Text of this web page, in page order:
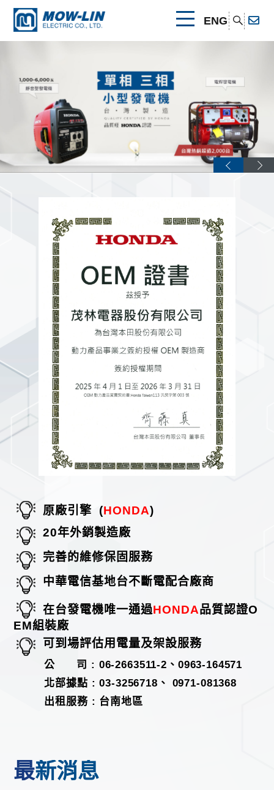
人氣推薦茂林電器-汽油發電機、抽水幫浦、小型發電機
公司簡介
產品優勢
其他連結
產品介紹
本田引擎系列
可攜式發電機
清水幫浦
汙水幫浦
塑膠幫浦
高壓/消防幫浦
電焊發電機
割草機
速霸陸引擎系列
清水幫浦
汙水幫浦
塑膠幫浦
高壓/消防幫浦
電焊發電機
可攜式發電機
割草機
可攜式發電機
本田引擎系列
速霸陸引擎系列
三菱引擎系列
電焊發電機
本田引擎系列
速霸陸引擎系列
最新消息
ENG
原廠引擎 (HONDA)
20年外銷製造廠
完善的維修保固服務
中華電信基地台不斷電配合廠商
在台發電機唯一通過HONDA品質認證O
EM組裝廠
可到場評估用電量及架設服務
公 司 : 06-2663511-2 、 0963-164571
北部據點 :03-3256718 、 0971-081368
出租服務 : 台南地區
最新消息